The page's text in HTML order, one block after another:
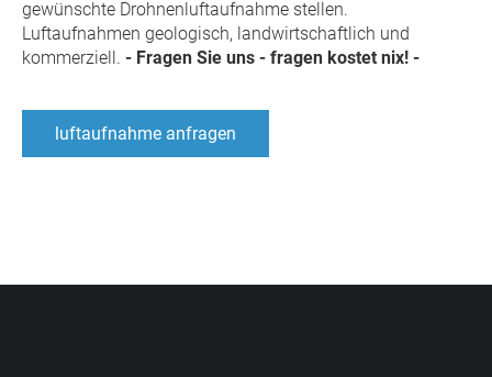
gewünschte Drohnenluftaufnahme stellen.
Luftaufnahmen geologisch, landwirtschaftlich und
kommerziell. - Fragen Sie uns - fragen kostet nix! -
luftaufnahme anfragen